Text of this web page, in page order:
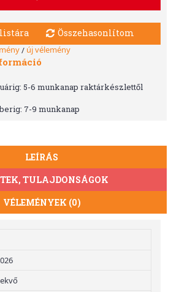
Összehasonlítom
/ új vélemény
5-6 munkanap raktárkészlettől
7-9 munkanap
LEÍRÁS
TULAJDONSÁGOK
VÉLEMÉNYEK (0)